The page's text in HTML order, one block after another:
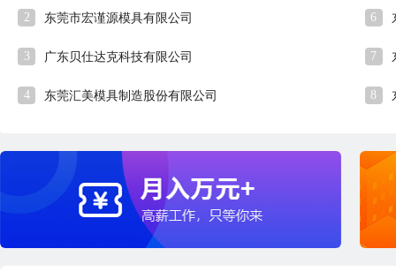
2 东莞市宏谨源模具有限公司
3 广东贝仕达克科技有限公司
4 东莞汇美模具制造股份有限公司
6
7
8